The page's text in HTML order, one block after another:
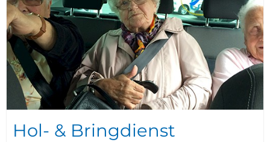
Hol- & Bringdienst